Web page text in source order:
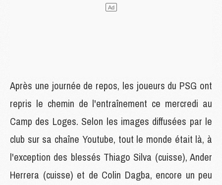
Après une journée de repos, les joueurs du PSG ont
repris le chemin de l'entraînement ce mercredi au
Camp des Loges. Selon les images diffusées par le
club sur sa chaîne Youtube, tout le monde était là, à
l'exception des blessés Thiago Silva (cuisse), Ander
Herrera (cuisse) et de Colin Dagba, encore un peu